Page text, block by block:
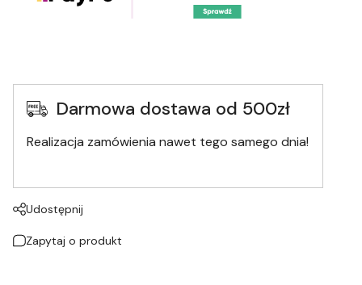
Darmowa dostawa od 500zł
Realizacja zamówienia nawet tego samego dnia!
Udostępnij
Zapytaj o produkt